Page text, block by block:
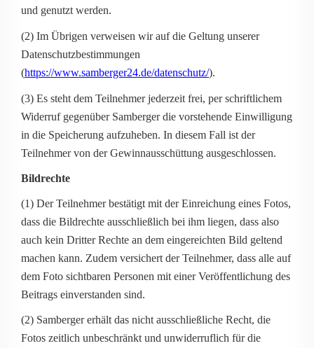
und genutzt werden.
(2) Im Übrigen verweisen wir auf die Geltung unserer
Datenschutzbestimmungen
(https://www.samberger24.de/datenschutz/).
(3) Es steht dem Teilnehmer jederzeit frei, per schriftlichem
Widerruf gegenüber Samberger die vorstehende Einwilligung
in die Speicherung aufzuheben. In diesem Fall ist der
Teilnehmer von der Gewinnausschüttung ausgeschlossen.
Bildrechte
(1) Der Teilnehmer bestätigt mit der Einreichung eines Fotos,
dass die Bildrechte ausschließlich bei ihm liegen, dass also
auch kein Dritter Rechte an dem eingereichten Bild geltend
machen kann. Zudem versichert der Teilnehmer, dass alle auf
dem Foto sichtbaren Personen mit einer Veröffentlichung des
Beitrags einverstanden sind.
(2) Samberger erhält das nicht ausschließliche Recht, die
Fotos zeitlich unbeschränkt und unwiderruflich für die